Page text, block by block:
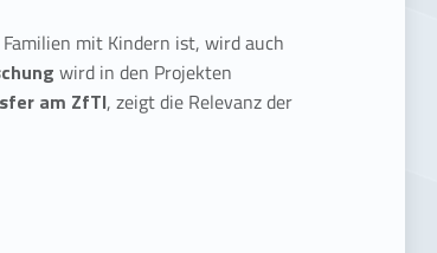
mit Kindern ist, wird auch
wird in den Projekten
am ZfTI, zeigt die Relevanz der